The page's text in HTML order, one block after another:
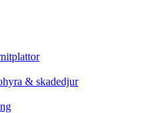
& skadedjur